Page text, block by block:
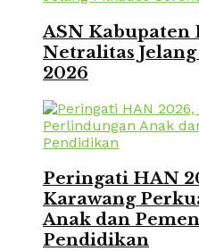
ASN Kabupaten
Netralitas
2026
Peringati HAN
Karawang
Anak dan
Pendidikan